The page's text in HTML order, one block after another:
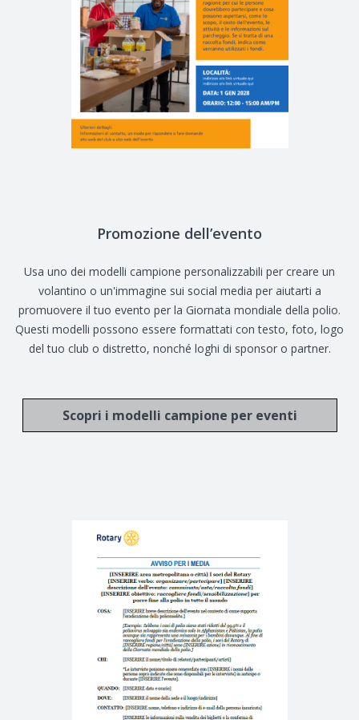
Promozione dell’evento
Usa uno dei modelli campione personalizzabili per creare un
volantino o un'immagine sui social media per aiutarti a
promuovere il tuo evento per la Giornata mondiale della polio.
Questi modelli possono essere formattati con testo, foto, logo
del tuo club o distretto, nonché loghi di sponsor o partner.
Scopri i modelli campione per eventi